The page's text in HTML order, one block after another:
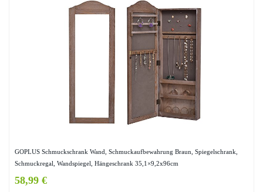
GOPLUS Schmuckschrank Wand, Schmuckaufbewahrung Braun, Spiegelschrank,
Schmuckregal, Wandspiegel, Hängeschrank 35,1×9,2x96cm
58,99 €